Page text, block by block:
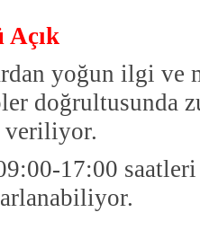
Açık
yoğun ilgi ve
doğrultusunda
veriliyor.
17:00